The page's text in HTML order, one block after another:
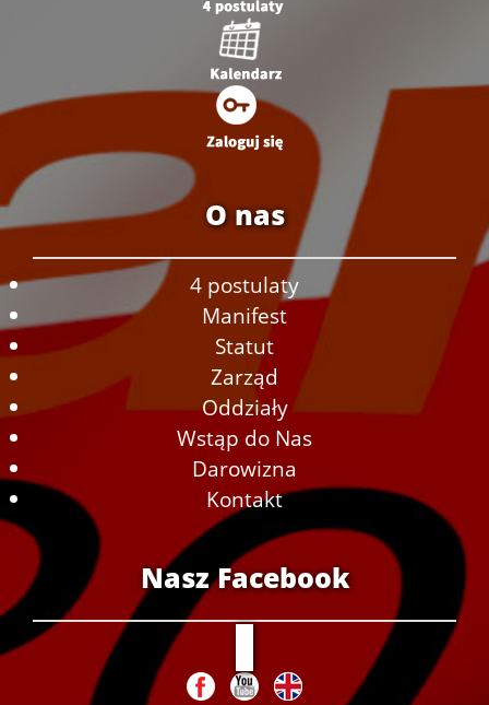
O nas
4 postulaty
Manifest
Statut
Zarząd
Oddziały
Wstąp do Nas
Darowizna
Kontakt
Nasz Facebook